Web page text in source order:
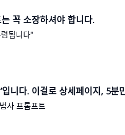
꼭 소장하셔야 합니다.
이걸로 상세페이지,
프롬프트